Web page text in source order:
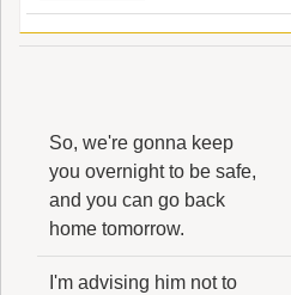
So, we're gonna keep
you overnight to be safe,
and you can go back
home tomorrow.
I'm advising him not to